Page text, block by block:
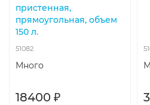
пристенная,
прямоугольная, объем
150 л.
51082
Много
18400 ₽